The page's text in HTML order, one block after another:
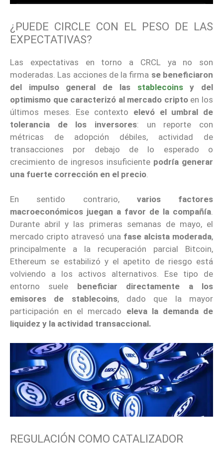
¿PUEDE CIRCLE CON EL PESO DE LAS
EXPECTATIVAS?
Las expectativas en torno a CRCL ya no son
moderadas. Las acciones de la firma se beneficiaron
del impulso general de las stablecoinsy del
optimismo que caracterizó al mercado criptoen los
últimos meses. Ese contexto elevó el umbral de
tolerancia de los inversores: un reporte con
métricas de adopción débiles, actividad de
transacciones por debajo de lo esperado o
crecimiento de ingresos insuficiente podría generar
una fuerte corrección en el precio
En sentido contrario, varios factores
macroeconómicos juegan a favor de la compañía.
Durante abril y las primeras semanas de mayo, el
mercado cripto atravesó una fase alcista moderada,
principalmente a la recuperación parcial Bitcoin,
Ethereum se estabilizó y el apetito de riesgo está
volviendo a los activos alternativos. Ese tipo de
entorno suele beneficiar directamente a los
emisores de stablecoins, dado que la mayor
participación en el mercado eleva la demanda de
liquidez y la actividad transaccional.
REGULACIÓN COMO CATALIZADOR